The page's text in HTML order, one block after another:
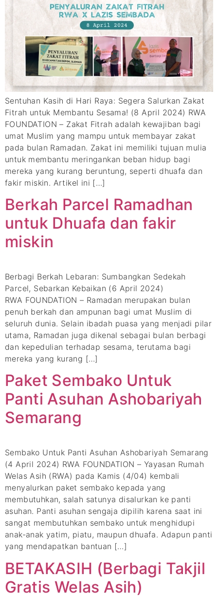
Sentuhan Kasih di Hari Raya: Segera Salurkan Zakat
Fitrah untuk Membantu Sesama! (8 April 2024) RWA
FOUNDATION – Zakat Fitrah adalah kewajiban bagi
umat Muslim yang mampu untuk membayar zakat
pada bulan Ramadan. Zakat ini memiliki tujuan mulia
untuk membantu meringankan beban hidup bagi
mereka yang kurang beruntung, seperti dhuafa dan
fakir miskin. Artikel ini […]
Berkah Parcel Ramadhan
untuk Dhuafa dan fakir
miskin
Berbagi Berkah Lebaran: Sumbangkan Sedekah
Parcel, Sebarkan Kebaikan (6 April 2024)
RWA FOUNDATION – Ramadan merupakan bulan
penuh berkah dan ampunan bagi umat Muslim di
seluruh dunia. Selain ibadah puasa yang menjadi pilar
utama, Ramadan juga dikenal sebagai bulan berbagi
dan kepedulian terhadap sesama, terutama bagi
mereka yang kurang […]
Paket Sembako Untuk
Panti Asuhan Ashobariyah
Semarang
Sembako Untuk Panti Asuhan Ashobariyah Semarang
(4 April 2024) RWA FOUNDATION – Yayasan Rumah
Welas Asih (RWA) pada Kamis (4/04) kembali
menyalurkan paket sembako kepada yang
membutuhkan, salah satunya disalurkan ke panti
asuhan. Panti asuhan sengaja dipilih karena saat ini
sangat membutuhkan sembako untuk menghidupi
anak-anak yatim, piatu, maupun dhuafa. Adapun panti
yang mendapatkan bantuan […]
BETAKASIH (Berbagi Takjil
Gratis Welas Asih)